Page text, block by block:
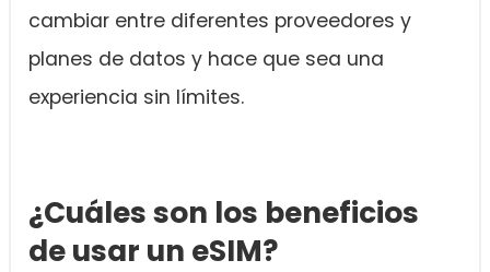
cambiar entre diferentes proveedores y
planes de datos y hace que sea una
experiencia sin límites.
¿Cuáles son los beneficios
de usar un eSIM?